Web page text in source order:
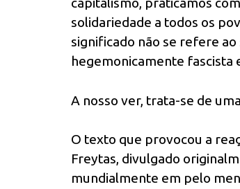
solidariedade a todos os
significado não se refere
hegemonicamente fascista
A nosso ver, trata-se de
O texto que provocou a
Freytas, divulgado
mundialmente em pelo